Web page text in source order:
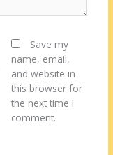
Save my
name, email,
and website in
this browser for
the next time I
comment.